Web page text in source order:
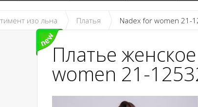
изо льна Платья Nadex for women 21-
Платье
women 21-